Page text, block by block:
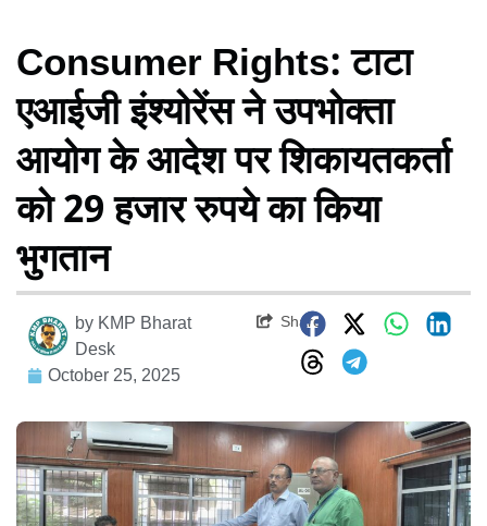
Consumer Rights: टाटा
एआईजी इंश्योरेंस ने उपभोक्ता
आयोग के आदेश पर शिकायतकर्ता
को 29 हजार रुपये का किया
भुगतान
by KMP Bharat
Desk
October 25, 2025
Share